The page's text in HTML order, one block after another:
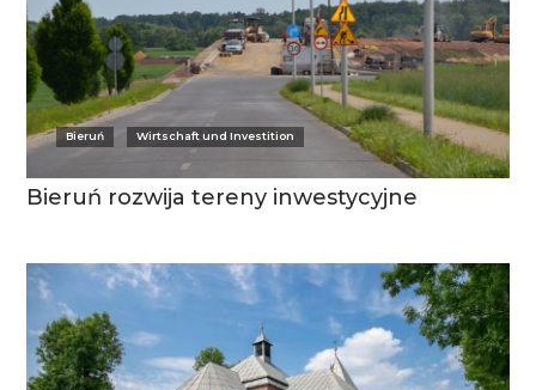
Bieruń Wirtschaft und Investition
Bieruń rozwija tereny inwestycyjne